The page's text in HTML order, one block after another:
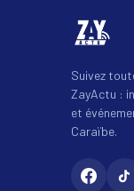
Suivez
ZayActu :
et
Caraïbe.